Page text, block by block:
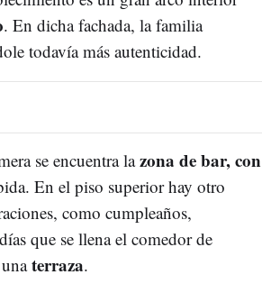
. En dicha fachada, la familia
todavía más autenticidad.
se encuentra lazona de bar, con
En el piso superior hay otro
como cumpleaños,
que se llena el comedor de
terraza.